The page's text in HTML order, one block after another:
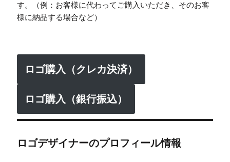
す。（例：お客様に代わってご購入いただき、そのお客
様に納品する場合など）
ロゴ購入（クレカ決済）
ロゴ購入（銀行振込）
ロゴデザイナーのプロフィール情報